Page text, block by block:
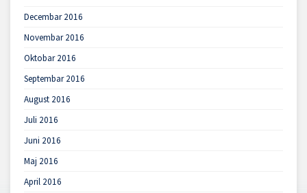
Decembar 2016
Novembar 2016
Oktobar 2016
Septembar 2016
August 2016
Juli 2016
Juni 2016
Maj 2016
April 2016